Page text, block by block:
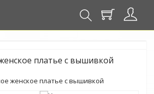
платье с вышивкой